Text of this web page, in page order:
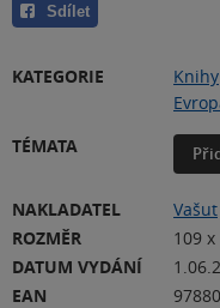
Sdílet
KATEGORIE Knihy
TÉMATA
NAKLADATEL
Vašut
ROZMĚR
109 x
DATUM VYDÁNÍ
EAN